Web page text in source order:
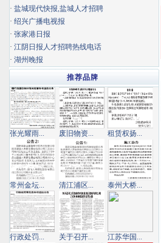
· 盐城现代快报,盐城人才招聘
· 绍兴广播电视报
· 张家港日报
· 江阴日报人才招聘热线电话
· 湖州晚报
推荐品牌
张光耀雨... 废旧物资... 租赁权扬...
常州金坛... 清江浦区... 泰州大桥...
行政处罚... 关于召开... 江苏华国...